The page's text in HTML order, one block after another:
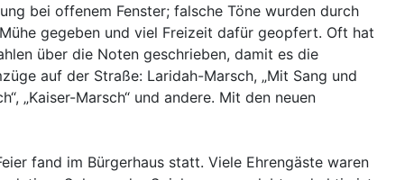
bei offenem Fenster; falsche Töne wurden durch
gegeben und viel Freizeit dafür geopfert. Oft hat
über die Noten geschrieben, damit es die
auf der Straße: Laridah-Marsch, „Mit Sang und
„Kaiser-Marsch“ und andere. Mit den neuen
fand im Bürgerhaus statt. Viele Ehrengäste waren